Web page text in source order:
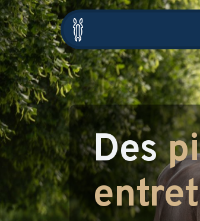
Des